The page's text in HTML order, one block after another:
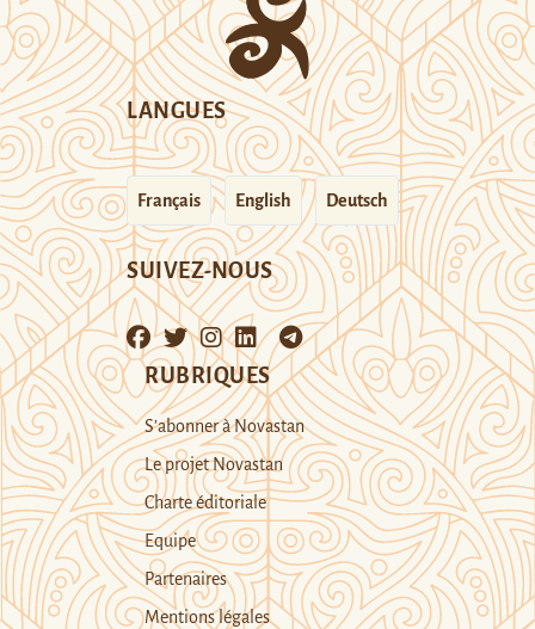
LANGUES
Français English Deutsch
SUIVEZ-NOUS
RUBRIQUES
S’abonner à Novastan
Le projet Novastan
Charte éditoriale
Equipe
Partenaires
Mentions légales